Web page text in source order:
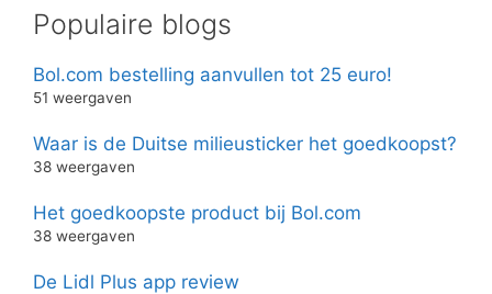
Populaire blogs
Bol.com bestelling aanvullen tot 25 euro!
51 weergaven
Waar is de Duitse milieusticker het goedkoopst?
38 weergaven
Het goedkoopste product bij Bol.com
38 weergaven
De Lidl Plus app review